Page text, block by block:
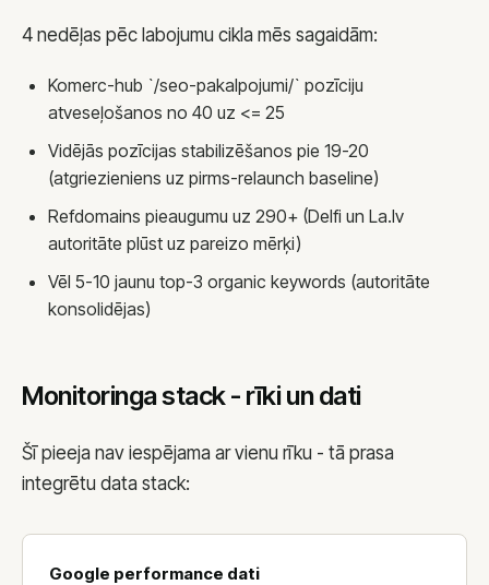
4 nedēļas pēc labojumu cikla mēs sagaidām:
Komerc-hub `/seo-pakalpojumi/` pozīciju
atveseļošanos no 40 uz <= 25
Vidējās pozīcijas stabilizēšanos pie 19-20
(atgriezieniens uz pirms-relaunch baseline)
Refdomains pieaugumu uz 290+ (Delfi un La.lv
autoritāte plūst uz pareizo mērķi)
Vēl 5-10 jaunu top-3 organic keywords (autoritāte
konsolidējas)
Monitoringa stack - rīki un dati
Šī pieeja nav iespējama ar vienu rīku - tā prasa
integrētu data stack:
Google performance dati